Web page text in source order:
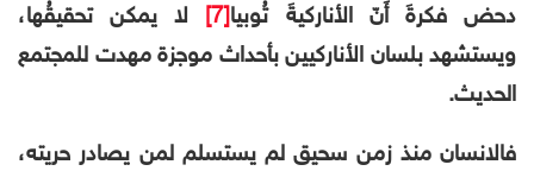
دحض فكرةَ أَنّ الأناركيةَ تُوبيا[7]
لا يمكن تحقيقُها،
ويستشهد بلسان الأناركيين بأحداث موجزة مهدت للمجتمع
الحديث.
فالانسان منذ زمن سحيق لم يستسلم لمن يصادر حريته،